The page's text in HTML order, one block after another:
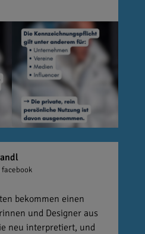
facebook
bekommen einen
und Designer aus
neu interpretiert, und